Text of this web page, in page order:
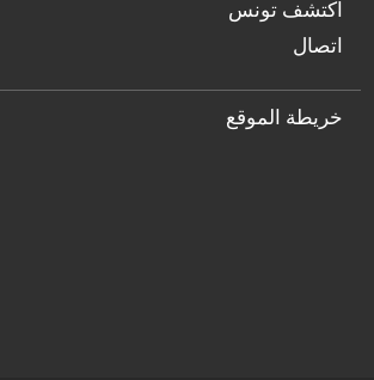
اكتشف تونس
اتصال
خريطة الموقع